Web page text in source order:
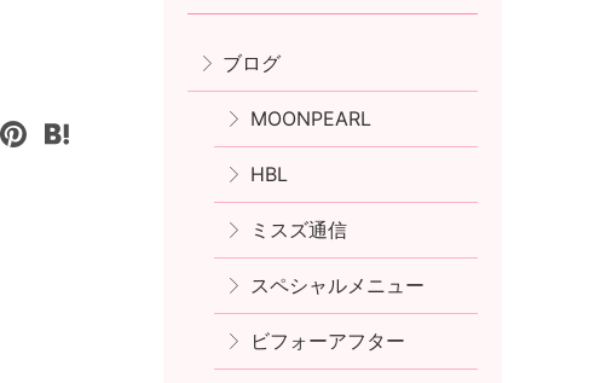
ブログ
MOONPEARL
HBL
ミスズ通信
スペシャルメニュー
ビフォーアフター